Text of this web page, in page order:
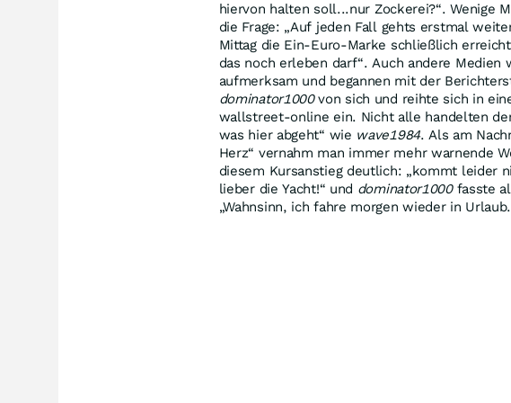
hiervon halten soll...nur Zockerei?“. Wenige
die Frage: „Auf jeden Fall gehts erstmal
Mittag die Ein-Euro-Marke schließlich
das noch erleben darf“. Auch andere
aufmerksam und begannen mit der
dominator1000von sich und reihte sich in
wallstreet-online ein. Nicht alle handelten
was hier abgeht“ wie wave1984. Als am
Herz“ vernahm man immer mehr warnende
diesem Kursanstieg deutlich: „kommt leider
lieber die Yacht!“ und dominator1000fasste
„Wahnsinn, ich fahre morgen wieder in